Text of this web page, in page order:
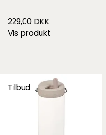
229,00 DKK
Vis produkt
Tilbud